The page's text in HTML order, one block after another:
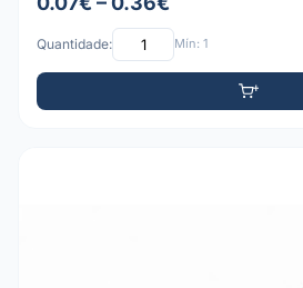
Quantidade: Mín: 1